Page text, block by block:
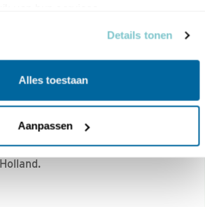
Details tonen
Alles toestaan
Aanpassen
de Zandpolder
natuurontwikkelingsproject van